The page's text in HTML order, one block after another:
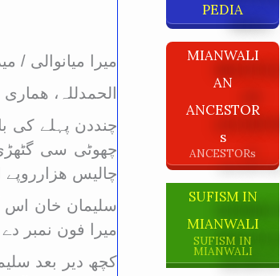
میرا میانوالی
الحمدللہ،
چنددن پہلے کی
چھوٹی سی
چالیس
سلیمان خان اس
میرا فون نمبر
کچھ دیر بعد
PEDIA
MIANWALI
AN
ANCESTOR
S
ANCESTORs
SUFISM IN
MIANWALI
SUFISM IN
MIANWALI